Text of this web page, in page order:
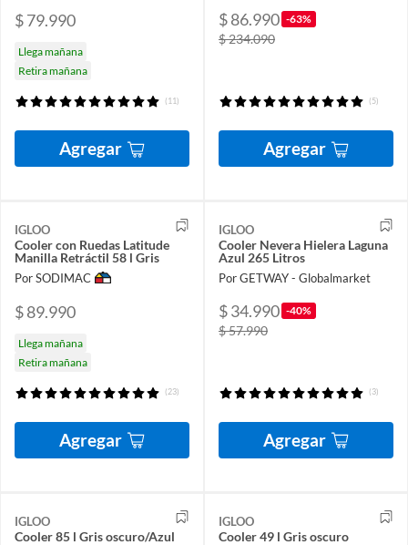
$ 79.990
Llega mañana
Retira mañana
(11)
Agregar
$ 86.990 -63%
$ 234.090
(5)
Agregar
IGLOO
Cooler con Ruedas Latitude
Manilla Retráctil 58 l Gris
Por SODIMAC
$ 89.990
Llega mañana
Retira mañana
(23)
Agregar
IGLOO
Cooler Nevera Hielera Laguna
Azul 265 Litros
Por GETWAY - Globalmarket
$ 34.990 -40%
$ 57.990
(3)
Agregar
IGLOO
Cooler 85 l Gris oscuro/Azul
IGLOO
Cooler 49 l Gris oscuro